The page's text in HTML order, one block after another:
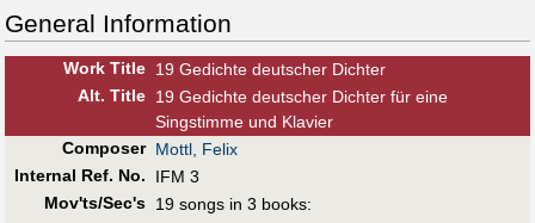
General Information
Work Title 19 Gedichte deutscher Dichter
Alt. Title 19 Gedichte deutscher Dichter für eine
Singstimme und Klavier
Composer Mottl, Felix
Internal Ref. No.
IFM 3
Mov'ts/Sec's 19 songs in 3 books: